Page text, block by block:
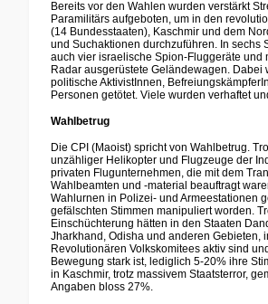
Bereits vor den Wahlen wurden verstärkt
Paramilitärs aufgeboten, um in den
(14 Bundesstaaten), Kaschmir und dem
und Suchaktionen durchzuführen. In sechs
auch vier israelische Spion-Fluggeräte und
Radar ausgerüstete Geländewagen. Dabei
politische AktivistInnen,
Personen getötet. Viele wurden verhaftet
Wahlbetrug
Die CPI (Maoist) spricht von Wahlbetrug.
unzähliger Helikopter und Flugzeuge der
privaten Flugunternehmen, die mit dem
Wahlbeamten und -material beauftragt
Wahlurnen in Polizei- und Armeestationen
gefälschten Stimmen manipuliert worden.
Einschüchterung hätten in den Staaten
Jharkhand, Odisha und anderen Gebieten,
Revolutionären Volkskomitees aktiv sind
Bewegung stark ist, lediglich 5-20% ihre
in Kaschmir, trotz massivem Staatsterror,
Angaben bloss 27%.